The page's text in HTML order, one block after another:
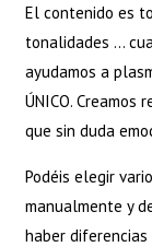
El contenido es
tonalidades …
ayudamos a
ÚNICO. Creamos
que sin duda
Podéis elegir
manualmente y
haber